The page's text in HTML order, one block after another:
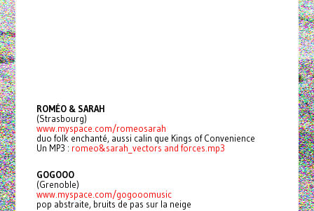
ROMÉO & SARAH
(Strasbourg)
www.myspace.com/romeosarah
duo folk enchanté, aussi calin que Kings of Convenience
Un MP3 : romeo&sarah_vectors and forces.mp3
GOGOOO
(Grenoble)
www.myspace.com/gogooomusic
pop abstraite, bruits de pas sur la neige